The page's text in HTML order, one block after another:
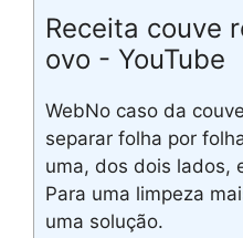
Receita couve
ovo - YouTube
WebNo caso da
separar folha por
uma, dos dois lados,
Para uma limpeza
uma solução.